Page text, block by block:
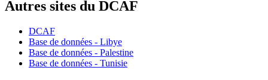
Autres sites du DCAF
DCAF
Base de données - Libye
Base de données - Palestine
Base de données - Tunisie